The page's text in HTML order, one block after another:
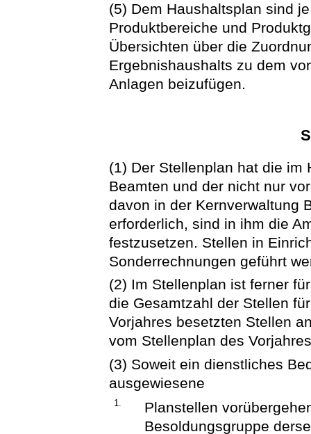
(5) Dem Haushaltsplan sind
Produktbereiche und
Übersichten über die
Ergebnishaushalts zu dem
Anlagen beizufügen.
(1) Der Stellenplan hat die im
Beamten und der nicht nur
davon in der Kernverwaltung
erforderlich, sind in ihm die
festzusetzen. Stellen in
Sonderrechnungen geführt
(2) Im Stellenplan ist ferner
die Gesamtzahl der Stellen
Vorjahres besetzten Stellen
vom Stellenplan des
(3) Soweit ein dienstliches
ausgewiesene
1.
Planstellen
Besoldungsgruppe